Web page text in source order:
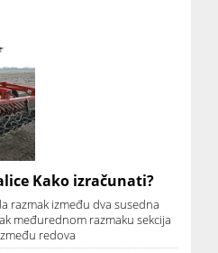
Kako izračunati?
razmak između dva susedna
međurednom razmaku sekcija
redova